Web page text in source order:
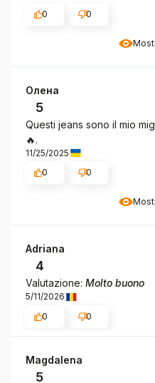
0
0
Олена
5
Questi jeans sono il mio
🔥.
11/25/2025
0
0
Adriana
4
Valutazione: Molto buono
5/11/2026
0
0
Magdalena
5